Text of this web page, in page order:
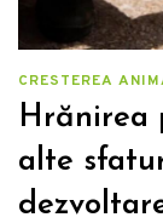
CRESTEREA
Hrănirea
alte